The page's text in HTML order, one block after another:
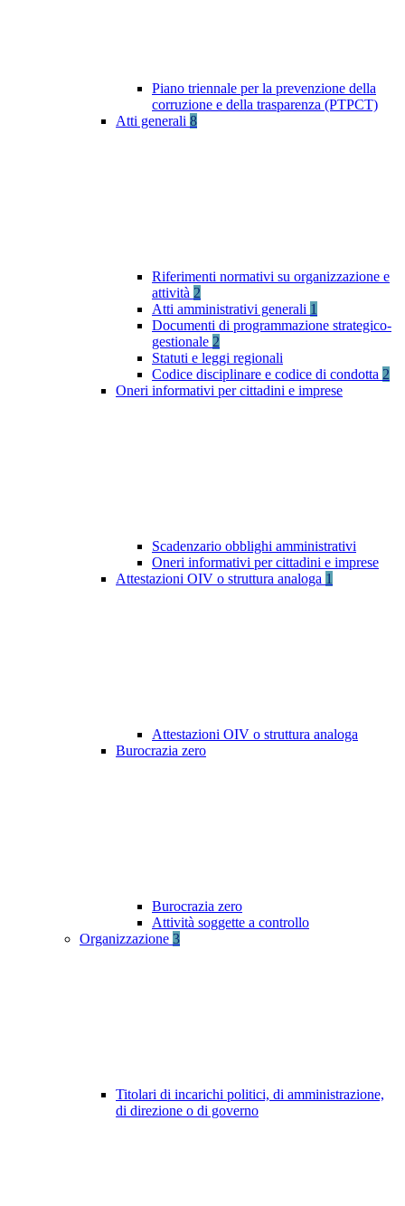
Piano triennale per la prevenzione della
corruzione e della trasparenza (PTPCT)
Atti generali 8
Riferimenti normativi su organizzazione e
attività 2
Atti amministrativi generali 1
Documenti di programmazione strategico-
gestionale 2
Statuti e leggi regionali
Codice disciplinare e codice di condotta 2
Oneri informativi per cittadini e imprese
Scadenzario obblighi amministrativi
Oneri informativi per cittadini e imprese
Attestazioni OIV o struttura analoga 1
Attestazioni OIV o struttura analoga
Burocrazia zero
Burocrazia zero
Attività soggette a controllo
Organizzazione 3
Titolari di incarichi politici, di amministrazione,
di direzione o di governo